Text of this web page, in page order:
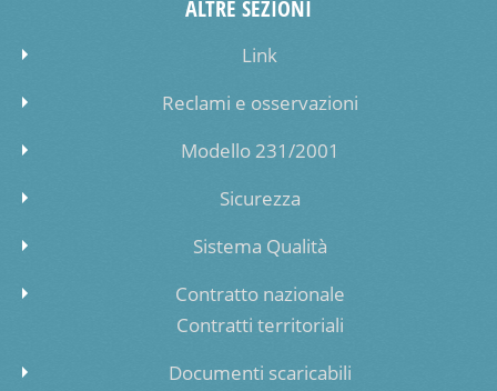
ALTRE SEZIONI
Link
Reclami e osservazioni
Modello 231/2001
Sicurezza
Sistema Qualità
Contratto nazionale
Contratti territoriali
Documenti scaricabili